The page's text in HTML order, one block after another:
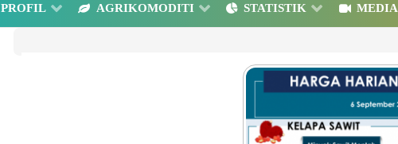
PROFIL AGRIKOMODITI STATISTIK MEDIA